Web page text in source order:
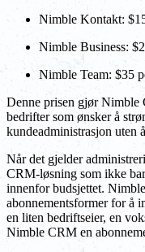
Nimble Kontakt:
Nimble Business:
Nimble Team: $35
Denne prisen gjør
bedrifter som ønsker å
kundeadministrasjon uten
Når det gjelder
CRM-løsning som ikke
innenfor budsjettet.
abonnementsformer for å
en liten bedriftseier, en
Nimble CRM en